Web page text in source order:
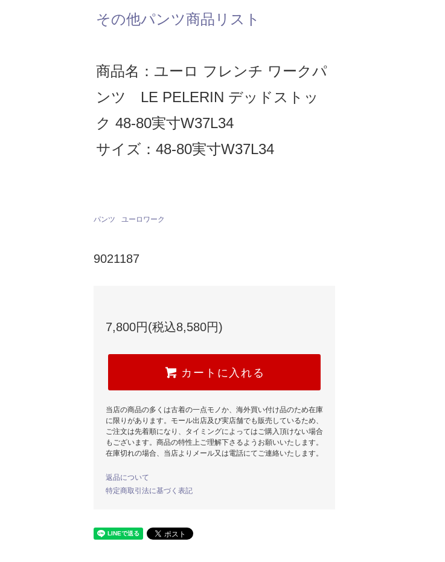
その他パンツ商品リスト
商品名：ユーロ フレンチ ワークパ
ンツ LE PELERIN デッドストッ
ク 48-80実寸W37L34
サイズ：48-80実寸W37L34
パンツ ユーロワーク
9021187
7,800円(税込8,580円)
カートに入れる
当店の商品の多くは古着の一点モノか、海外買い付け品のため在庫
に限りがあります。モール出店及び実店舗でも販売しているため、
ご注文は先着順になり、タイミングによってはご購入頂けない場合
もございます。商品の特性上ご理解下さるようお願いいたします。
在庫切れの場合、当店よりメール又は電話にてご連絡いたします。
返品について
特定商取引法に基づく表記